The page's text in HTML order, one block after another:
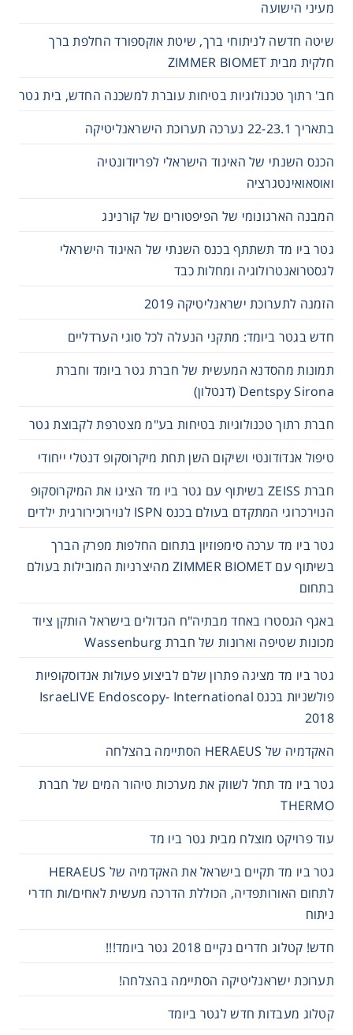
מעיני הישועה
שיטה חדשה לניתוחי ברך, שיטת אוקספורד החלפת ברך
חלקית מבית ZIMMER BIOMET
חב' רתוך טכנולוגיות בטיחות עוברת למשכנה החדש, בית גטר
בתאריך 22-23.1 נערכה תערוכת הישראנליטיקה
הכנס השנתי של האיגוד הישראלי לפריודונטיה
ואוסאואינטגרציה
המבנה הארגונומי של הפיפטורים של קורנינג
גטר ביו מד תשתתף בכנס השנתי של האיגוד הישראלי
לגסטרואנטרולוגיה ומחלות כבד
הזמנה לתערוכת ישראנליטיקה 2019
חדש בגטר ביומד: מתקני הנעלה לכל סוגי הערדליים
תמונות מהסדנא המעשית של חברת גטר ביומד וחברת
Dentspy Sirona ׁ(דנטלון)
חברת רתוך טכנולוגיות בטיחות בע"מ מצטרפת לקבוצת גטר
טיפול אנדודונטי ושיקום השן תחת מיקרוסקופ דנטלי ייחודי
חברת ZEISS בשיתוף עם גטר ביו מד הציגו את המיקרוסקופ
הנוירכרוגי המתקדם בעולם בכנס ISPN לנוירוכירורגית ילדים
גטר ביו מד ערכה סימפוזיון בתחום החלפות מפרק הברך
בשיתוף עם ZIMMER BIOMET מהיצרניות המובילות בעולם
בתחום
באגף הגסטרו באחד מבתיה"ח הגדולים בישראל הותקן ציוד
מכונות שטיפה וארונות של חברת Wassenburg
גטר ביו מד מציגה פתרון שלם לביצוע פעולות אנדוסקופיות
פולשניות בכנס IsraeLIVE Endoscopy- International
2018
האקדמיה של HERAEUS הסתיימה בהצלחה
גטר ביו מד תחל לשווק את מערכות טיהור המים של חברת
THERMO
עוד פרויקט מוצלח מבית גטר ביו מד
גטר ביו מד תקיים בישראל את האקדמיה של HERAEUS
לתחום האורותפדיה, הכוללת הדרכה מעשית לאחים/ות חדרי
ניתוח
חדש! קטלוג חדרים נקיים 2018 גטר ביומד!!!
תערוכת ישראנליטיקה הסתיימה בהצלחה!
קטלוג מעבדות חדש לגטר ביומד